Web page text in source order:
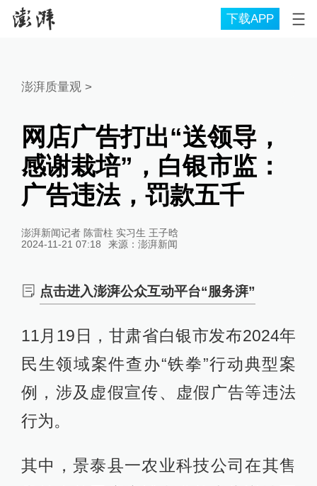
下载APP
澎湃质量观>
网店广告打出“送领导，
感谢栽培”，白银市监：
广告违法，罚款五千
澎湃新闻记者 陈雷柱 实习生 王子晗
2024-11-21 07:18
来源： 澎湃新闻
点击进入澎湃公众互动平台“服务湃”
11月19日，甘肃省白银市发布2024年
民生领域案件查办“铁拳”行动典型案
例，涉及虚假宣传、虚假广告等违法
行为。
其中，景泰县一农业科技公司在其售